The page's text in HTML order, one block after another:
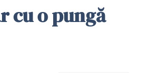
cu o pungă